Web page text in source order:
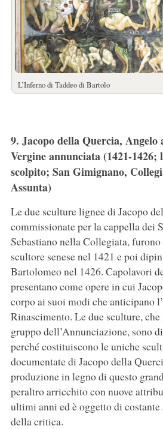
L’Inferno di Taddeo di Bartolo
9. Jacopo della Quercia, Angelo
Vergine annunciata (1421-1426;
scolpito; San Gimignano,
Assunta)
Le due sculture lignee di Jacopo
commissionate per la cappella dei
Sebastiano nella Collegiata,
scultore senese nel 1421 e poi
Bartolomeo nel 1426. Capolavori
presentano come opere in cui
corpo ai suoi modi che anticipano
Rinascimento. Le due sculture,
gruppo dell’Annunciazione, sono
perché costituiscono le uniche
documentate di Jacopo della
produzione in legno di questo
peraltro arricchito con nuove
ultimi anni ed è oggetto di costante
della critica.